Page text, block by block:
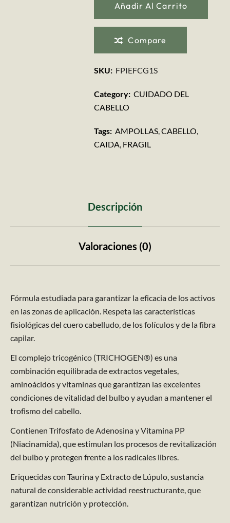
Añadir Al Carrito
Compare
SKU: FPIEFCG1S
Category: CUIDADO DEL
CABELLO
Tags: AMPOLLAS,CABELLO,
CAIDA, FRAGIL
Descripción
Valoraciones (0)
Fórmula estudiada para garantizar la eficacia de los activos
en las zonas de aplicación. Respeta las características
fisiológicas del cuero cabelludo, de los folículos y de la fibra
capilar.
El complejo tricogénico (TRICHOGEN®) es una
combinación equilibrada de extractos vegetales,
aminoácidos y vitaminas que garantizan las excelentes
condiciones de vitalidad del bulbo y ayudan a mantener el
trofismo del cabello.
Contienen Trifosfato de Adenosina y Vitamina PP
(Niacinamida), que estimulan los procesos de revitalización
del bulbo y protegen frente a los radicales libres.
Eriquecidas con Taurina y Extracto de Lúpulo, sustancia
natural de considerable actividad reestructurante, que
garantizan nutrición y protección. ​